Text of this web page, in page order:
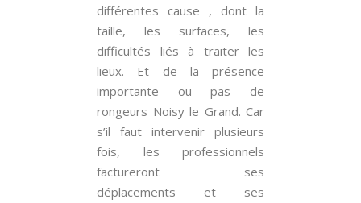
différentes cause , dont la
taille, les surfaces, les
difficultés liés à traiter les
lieux. Et de la présence
importante ou pas de
rongeurs Noisy le Grand. Car
s’il faut intervenir plusieurs
fois, les professionnels
factureront ses
déplacements et ses